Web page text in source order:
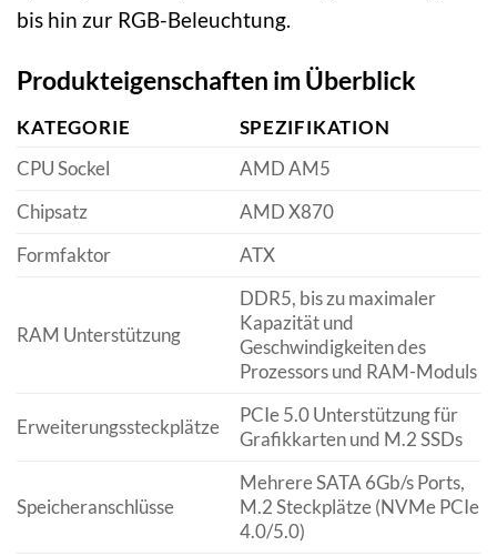
bis hin zur RGB-Beleuchtung.
Produkteigenschaften im Überblick
KATEGORIE
SPEZIFIKATION
CPU Sockel
AMD AM5
Chipsatz
AMD X870
Formfaktor
ATX
RAM Unterstützung
DDR5, bis zu maximaler
Kapazität und
Geschwindigkeiten des
Prozessors und RAM-Moduls
Erweiterungssteckplätze
PCIe 5.0 Unterstützung für
Grafikkarten und M.2 SSDs
Speicheranschlüsse
Mehrere SATA 6Gb/s Ports,
M.2 Steckplätze (NVMe PCIe
4.0/5.0)